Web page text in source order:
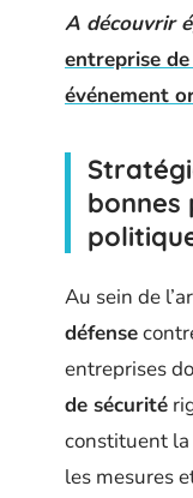
A découvrir
entreprise
événement
bonnes
Au sein de
défense
entreprises
de sécurité
constituent
les mesures